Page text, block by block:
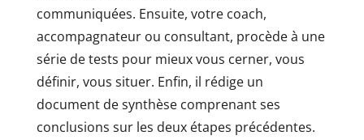
communiquées. Ensuite, votre coach,
accompagnateur ou consultant, procède à une
série de tests pour mieux vous cerner, vous
définir, vous situer. Enfin, il rédige un
document de synthèse comprenant ses
conclusions sur les deux étapes précédentes.